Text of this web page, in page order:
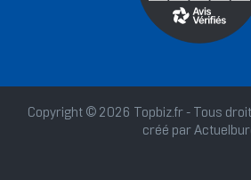
Copyright © 2026 Topbiz.fr - Tous
créé par